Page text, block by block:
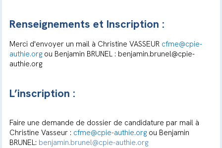
Renseignements et Inscription :
Merci d'envoyer un mail à Christine VASSEUR cfme@cpie-
authie.orgou Benjamin BRUNEL : benjamin.brunel@cpie-
authie.org
L’inscription :
Faire une demande de dossier de candidature par mail à
Christine Vasseur : cfme@cpie-authie.orgou Benjamin
BRUNEL: benjamin.brunel@cpie-authie.org